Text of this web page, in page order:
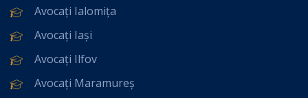
Avocați Ialomița
Avocați Iași
Avocați Ilfov
Avocați Maramureș